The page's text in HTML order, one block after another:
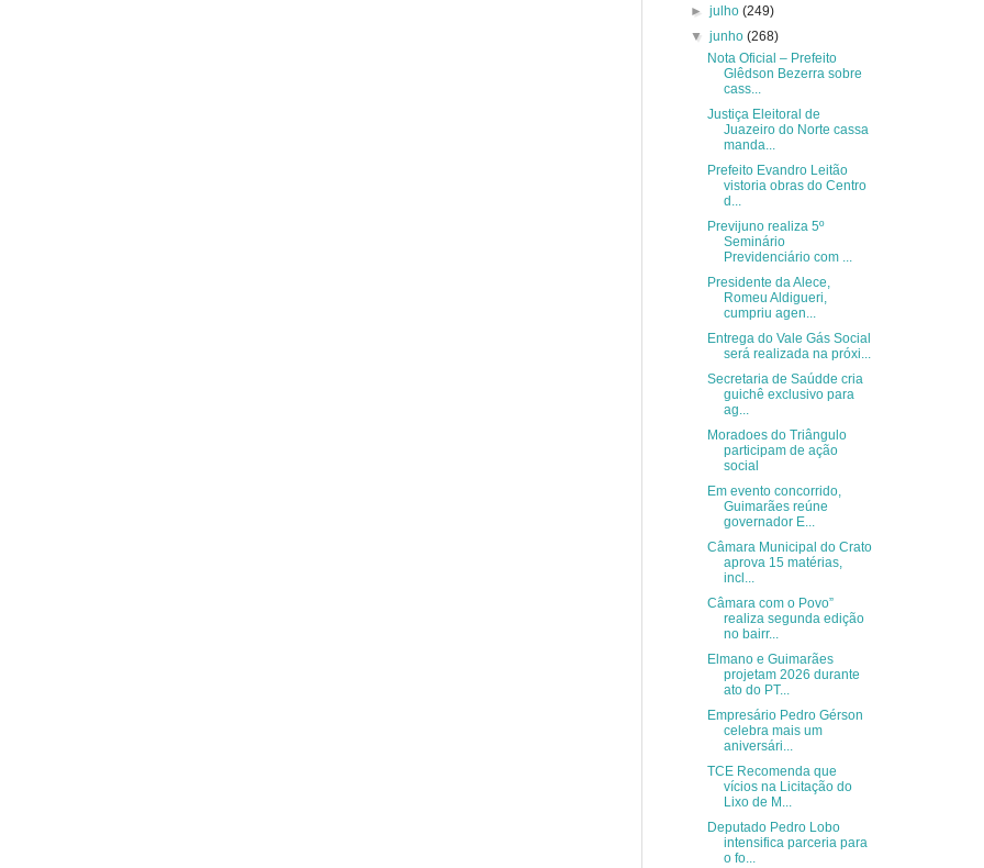
►julho(249)
▼junho(268)
Nota Oficial – Prefeito
Glêdson Bezerra sobre
cass...
Justiça Eleitoral de
Juazeiro do Norte cassa
manda...
Prefeito Evandro Leitão
vistoria obras do Centro
d...
Previjuno realiza 5º
Seminário
Previdenciário com ...
Presidente da Alece,
Romeu Aldigueri,
cumpriu agen...
Entrega do Vale Gás Social
será realizada na próxi...
Secretaria de Saúdde cria
guichê exclusivo para
ag...
Moradoes do Triângulo
participam de ação
social
Em evento concorrido,
Guimarães reúne
governador E...
Câmara Municipal do Crato
aprova 15 matérias,
incl...
Câmara com o Povo”
realiza segunda edição
no bairr...
Elmano e Guimarães
projetam 2026 durante
ato do PT...
Empresário Pedro Gérson
celebra mais um
aniversári...
TCE Recomenda que
vícios na Licitação do
Lixo de M...
Deputado Pedro Lobo
intensifica parceria para
o fo...